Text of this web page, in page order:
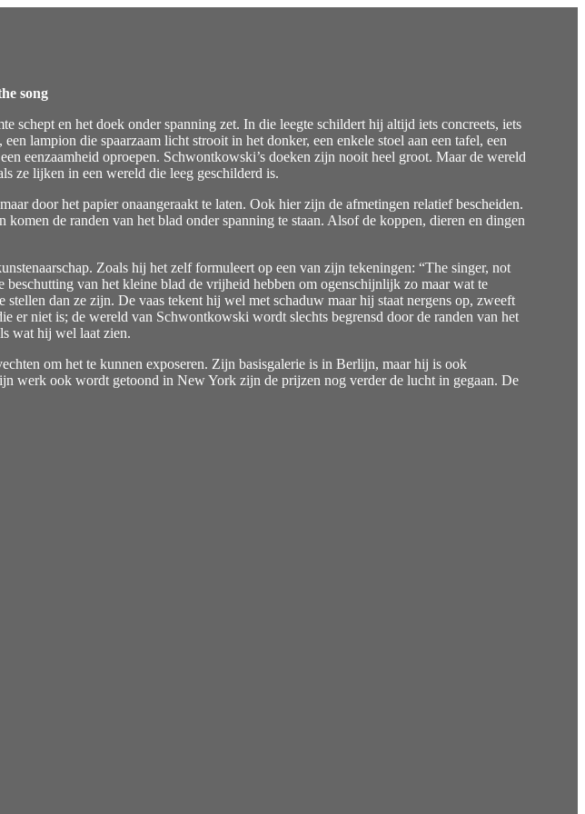
song
schept en het doek onder spanning zet. In die leegte schildert hij altijd iets concreets, iets
lampion die spaarzaam licht strooit in het donker, een enkele stoel aan een tafel, een
eenzaamheid oproepen. Schwontkowski’s doeken zijn nooit heel groot. Maar de wereld
ze lijken in een wereld die leeg geschilderd is.
door het papier onaangeraakt te laten. Ook hier zijn de afmetingen relatief bescheiden.
de randen van het blad onder spanning te staan. Alsof de koppen, dieren en dingen
Zoals hij het zelf formuleert op een van zijn tekeningen: “The singer, not
van het kleine blad de vrijheid hebben om ogenschijnlijk zo maar wat te
dan ze zijn. De vaas tekent hij wel met schaduw maar hij staat nergens op, zweeft
er niet is; de wereld van Schwontkowski wordt slechts begrensd door de randen van het
wat hij wel laat zien.
om het te kunnen exposeren. Zijn basisgalerie is in Berlijn, maar hij is ook
werk ook wordt getoond in New York zijn de prijzen nog verder de lucht in gegaan. De